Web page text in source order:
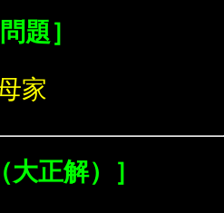
問題］
家
大正解）］